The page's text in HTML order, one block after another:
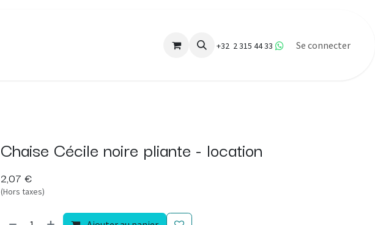
+32 2 315 44 33 Se connecter
Chaise Cécile noire pliante - location
2,07 €
(Hors taxes)